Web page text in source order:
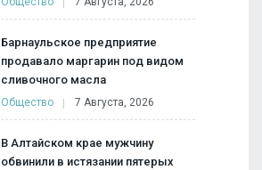
Барнаульское предприятие
продавало маргарин под видом
сливочного масла
Общество 7 Августа, 2026
В Алтайском крае мужчину
обвинили в истязании пятерых